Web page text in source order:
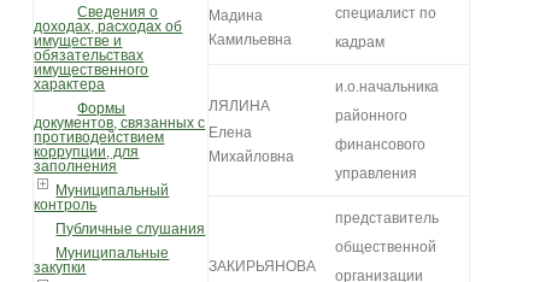
Сведения о
доходах, расходах об
имуществе и
обязательствах
имущественного
характера
Формы
документов, связанных с
противодействием
коррупции, для
заполнения
Муниципальный
контроль
Публичные слушания
Муниципальные
закупки
Мадина
Камильевна
специалист по
кадрам
ЛЯЛИНА
Елена
Михайловна
и.о.начальника
районного
финансового
управления
ЗАКИРЬЯНОВА
представитель
общественной
организации